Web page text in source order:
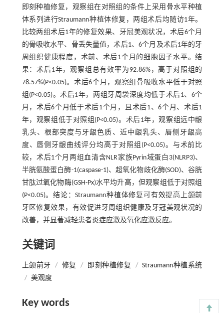
即刻种植修复，观察组在对照组的条件上采用骨水平种植
体系列进行Straumann种植体修复，两组术后均随访1年。
比较两组术后1年的修复效果、牙冠美观状况，术后6个月
的骨吸收水平、骨丢失量值，术后1、6个月及术后1年的牙
周组织健康程度，术前、术后1个月的细胞因子水平。结
果：术后1年，观察组总有效率为92.86%，高于对照组的
78.57%(P<0.05)。术后6个月，观察组骨吸收水平低于对照
组(P<0.05)。术后1年，两组牙周袋深度均低于术后1、6个
月，术后6个月低于术后1个月，且术后1、6个月、术后1
年，观察组低于对照组(P<0.05)。术后1年，观察组远中龈
乳头、根部突度与牙龈色质、近中龈乳头、唇侧牙龈高
度、唇侧牙龈曲线评分均高于对照组(P<0.05)。与术前比
较，术后1个月两组血清含NLR家族Pyrin域蛋白3(NLRP3)、
半胱氨酸蛋白酶-1(caspase-1)、超氧化物歧化酶(SOD)、谷胱
甘肽过氧化物酶(GSH-Px)水平均升高，但观察组低于对照组
(P<0.05)。结论：Straumann种植体修复可有效提高上颌前
牙区修复效果，有效促进牙周组织健康及牙冠美观状况的
改善，并显著减轻患者炎症应激及氧化应激反应。
关键词
上颌前牙 / 修复 / 即刻种植修复 / Straumann种植系统
/ 美观度
Key words